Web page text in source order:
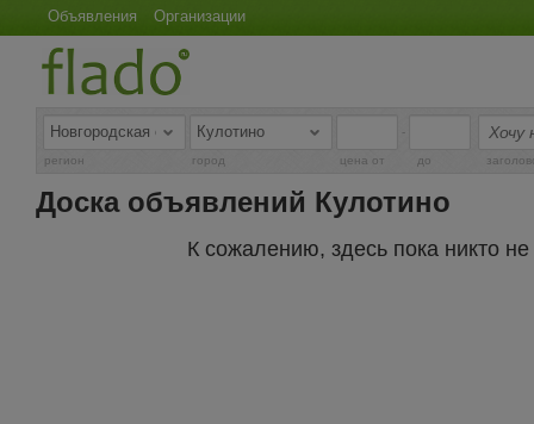
Объявления Организации
-
регион город цена от до
Доска объявлений Кулотино
К сожалению, здесь пока никто